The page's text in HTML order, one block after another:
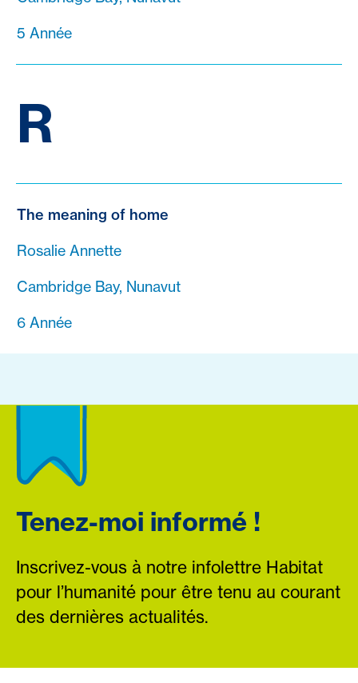
5 Année
R
The meaning of home
Rosalie Annette
Cambridge Bay, Nunavut
6 Année
Tenez-moi informé !
Inscrivez-vous à notre infolettre Habitat
pour l’humanité pour être tenu au courant
des dernières actualités.